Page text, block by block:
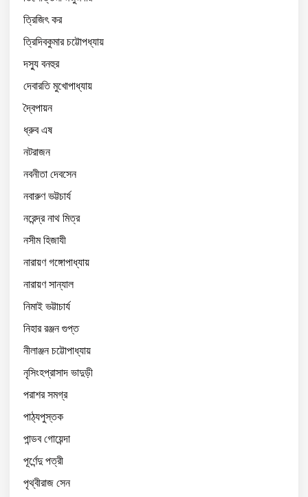
ত্রিজিৎ কর
ত্রিদিবকুমার চট্টোপধ্যায়
দস্যু বনহুর
দেবারতি মুখোপাধ্যায়
দ্বৈপায়ন
ধ্রুব এষ
নটরাজন
নবনীতা দেবসেন
নবারুণ ভট্টচার্য
নরেন্দ্র নাথ মিত্র
নসীম হিজাযী
নারায়ণ গঙ্গোপাধ্যায়
নারায়ণ সান্যাল
নিমাই ভট্টাচার্য
নিহার রঞ্জন গুপ্ত
নীলাঞ্জন চট্টোপাধ্যায়
নৃসিংহপ্রাসাদ ভাদুড়ী
পরাশর সমগ্র
পাঠ্যপুস্তক
পান্ডব গোয়েন্দা
পূর্ণেন্দু পত্রী
পৃথ্বীরাজ সেন